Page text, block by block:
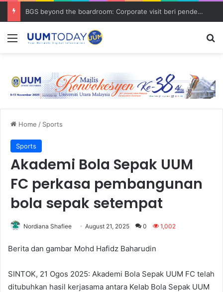
BGS beyond the boardroom: Corporate visit beri pendedahan dunia korporat kepada PELAJAR UUM
Menu
Home / Sports
Sports
Akademi Bola Sepak UUM
FC perkasa pembangunan
bola sepak setempat
Nordiana Shafiee August 21, 2025 0 1,002
Berita dan gambar Mohd Hafidz Baharudin
SINTOK, 21 Ogos 2025: Akademi Bola Sepak UUM FC telah
ditubuhkan hasil kerjasama antara Kelab Bola Sepak UUM